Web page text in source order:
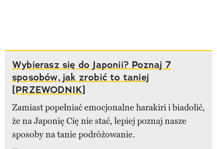
Wybierasz się do Japonii? Poznaj 7
sposobów, jak zrobić to taniej
[PRZEWODNIK]
Zamiast popełniać emocjonalne harakiri i biadolić,
że na Japonię Cię nie stać, lepiej poznaj nasze
sposoby na tanie podróżowanie.